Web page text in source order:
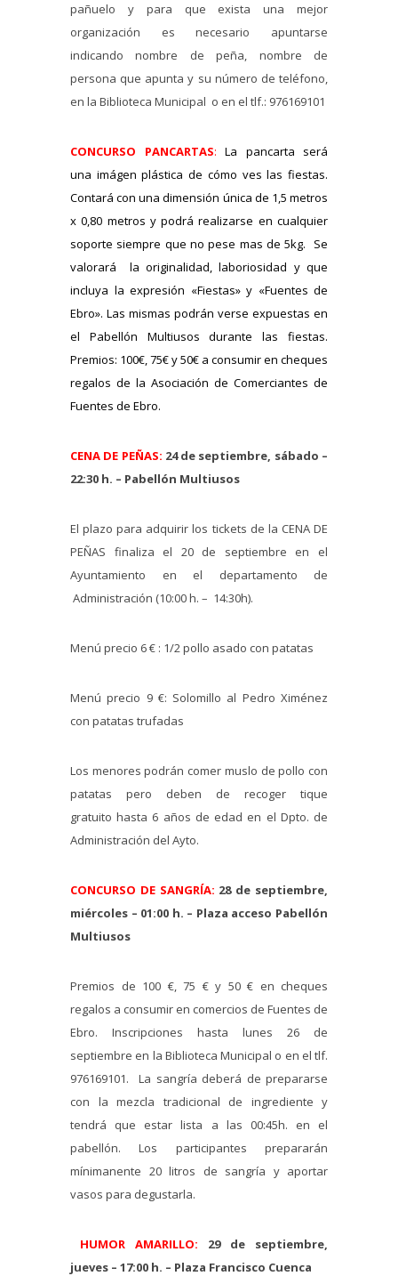
pañuelo y para que exista una mejor
organización es necesario apuntarse
indicando nombre de peña, nombre de
persona que apunta y su número de teléfono,
en la Biblioteca Municipal o en el tlf.: 976169101
CONCURSO PANCARTAS: La pancarta será
una imágen plástica de cómo ves las fiestas.
Contará con una dimensión única de 1,5 metros
x 0,80 metros y podrá realizarse en cualquier
soporte siempre que no pese mas de 5kg. Se
valorará la originalidad, laboriosidad y que
incluya la expresión «Fiestas» y «Fuentes de
Ebro». Las mismas podrán verse expuestas en
el Pabellón Multiusos durante las fiestas.
Premios: 100€, 75€ y 50€ a consumir en cheques
regalos de la Asociación de Comerciantes de
Fuentes de Ebro.
CENA DE PEÑAS: 24 de septiembre, sábado –
22:30 h. – Pabellón Multiusos
El plazo para adquirir los tickets de la CENA DE
PEÑAS finaliza el 20 de septiembre en el
Ayuntamiento en el departamento de
Administración (10:00 h. – 14:30h).
Menú precio 6 € : 1/2 pollo asado con patatas
Menú precio 9 €: Solomillo al Pedro Ximénez
con patatas trufadas
Los menores podrán comer muslo de pollo con
patatas pero deben de recoger tique
gratuito hasta 6 años de edad en el Dpto. de
Administración del Ayto.
CONCURSO DE SANGRÍA: 28 de septiembre,
miércoles – 01:00 h. – Plaza acceso Pabellón
Multiusos
Premios de 100 €, 75 € y 50 € en cheques
regalos a consumir en comercios de Fuentes de
Ebro. Inscripciones hasta lunes 26 de
septiembre en la Biblioteca Municipal o en el tlf.
976169101. La sangría deberá de prepararse
con la mezcla tradicional de ingrediente y
tendrá que estar lista a las 00:45h. en el
pabellón. Los participantes prepararán
mínimanente 20 litros de sangría y aportar
vasos para degustarla.
HUMOR AMARILLO:
29 de septiembre,
jueves – 17:00 h. – Plaza Francisco Cuenca